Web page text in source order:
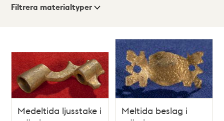
Visningsläge
Lista
Karta
Filtrera materialtyper
Medeltida ljusstake i
Meltida beslag i